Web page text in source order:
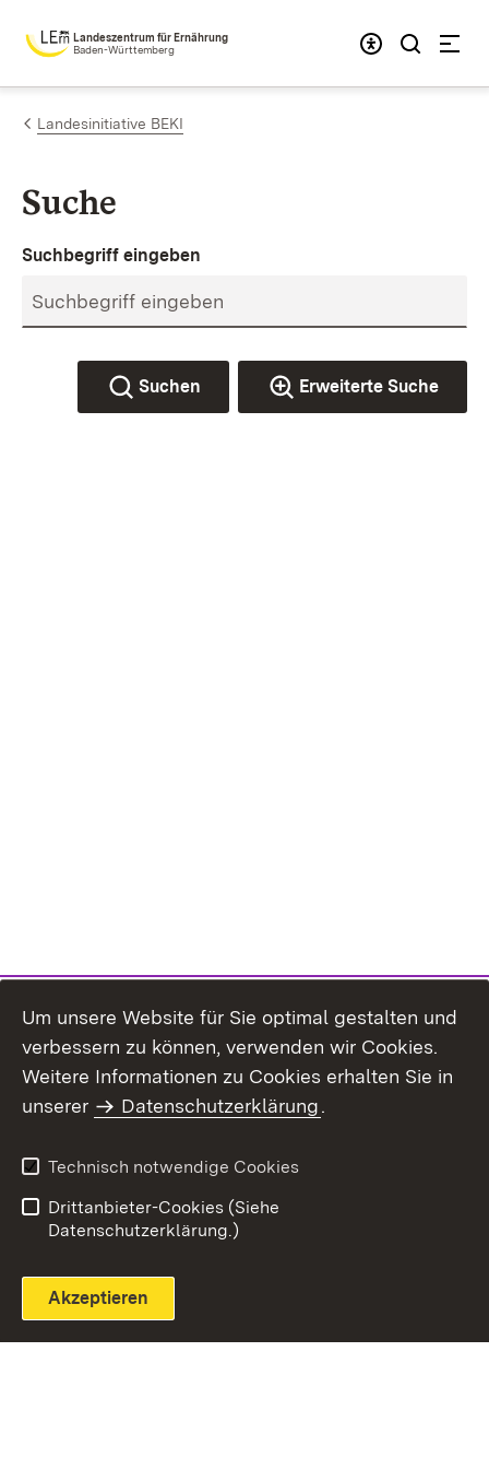
Zum Inhalt springen
Landeszentrum für Ernährung
Baden-Württemberg
Landesinitiative BEKI
Suche
Suchbegriff eingeben
Suchen Erweiterte Suche
Themenübersicht
Um unsere Website für Sie optimal gestalten und
verbessern zu können, verwenden wir Cookies.
Weitere Informationen zu Cookies erhalten Sie in
unserer
Datenschutzerklärung.
Technisch notwendige Cookies
Drittanbieter-Cookies (Siehe
Datenschutzerklärung.)
Akzeptieren